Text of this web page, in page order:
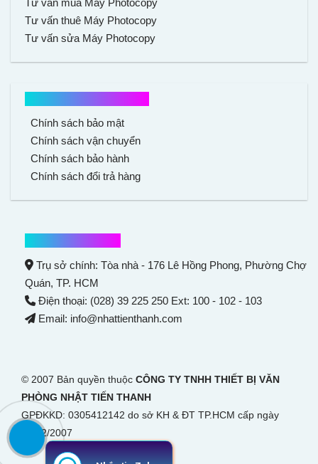
Tư vấn thuê Máy Photocopy
Tư vấn sửa Máy Photocopy
Chính sách bảo mật
Chính sách vận chuyển
Chính sách bảo hành
Chính sách đổi trả hàng
Trụ sở chính: Tòa nhà - 176 Lê Hồng Phong, Phường Chợ
Quán, TP. HCM
Điện thoại: (028) 39 225 250 Ext: 100 - 102 - 103
Email: info@nhattienthanh.com
© 2007 Bản quyền thuộc CÔNG TY TNHH THIẾT BỊ VĂN
PHÒNG NHẬT TIẾN THANH
GPĐKKD: 0305412142 do sở KH & ĐT TP.HCM cấp ngày
28/12/2007